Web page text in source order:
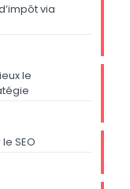
via
le
SEO